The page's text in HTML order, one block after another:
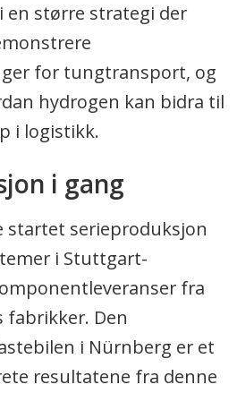
en større strategi der
for tungtransport, og
hydrogen kan bidra til
i logistikk.
i gang
startet serieproduksjon
i Stuttgart-
fra
fabrikker. Den
i Nürnberg er et
resultatene fra denne